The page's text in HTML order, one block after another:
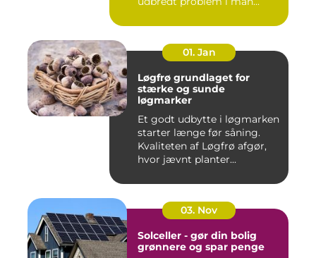
01. Jan
Løgfrø grundlaget for
stærke og sunde
løgmarker
Et godt udbytte i løgmarken
starter længe før såning.
Kvaliteten af Løgfrø afgør,
hvor jævnt planter...
03. Nov
Solceller - gør din bolig
grønnere og spar penge